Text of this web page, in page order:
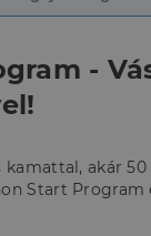
-
kamattal, akár
Start
fiókkezelést. A